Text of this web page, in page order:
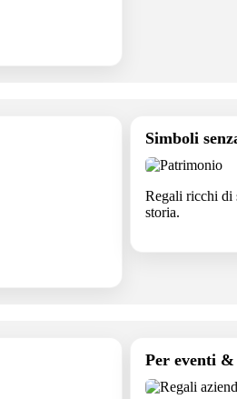
Simboli
Regali ricchi di
storia.
Per eventi